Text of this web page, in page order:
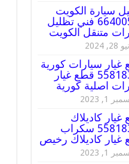
سيارة الكويت
66400552 فني تظليل
متنقل الكويت
2024
غيار سيارات كورية
55818355 قطع غيار
اصلية كورية
1, 2023
كاديلاك
55818355 سكراب
غيار كاديلاك رخيص
1, 2023